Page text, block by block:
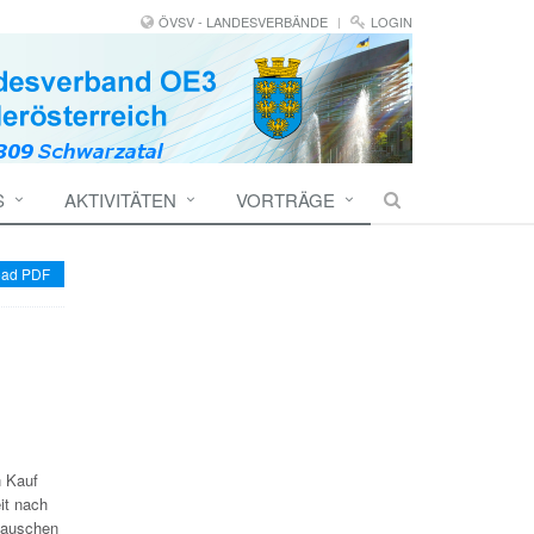
ÖVSV - LANDESVERBÄNDE LOGIN
AKTIVITÄTEN VORTRÄGE
PDF
Kauf
nach